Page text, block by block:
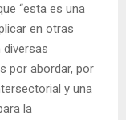
“esta es una
en otras
por abordar, por
y una
la